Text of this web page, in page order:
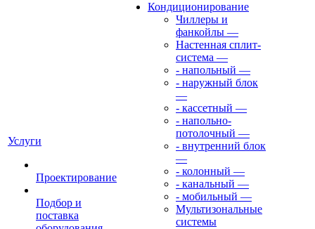
Услуги
Проектирование
Подбор и
поставка
Кондиционирование
Чиллеры и
фанкойлы —
Настенная сплит-
система —
- напольный —
- наружный блок
—
- кассетный —
- напольно-
потолочный —
- внутренний блок
—
- колонный —
- канальный —
- мобильный —
Мультизональные
системы